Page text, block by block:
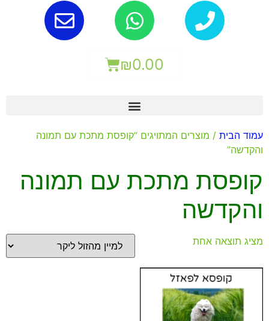
₪0.00
עמוד הבית / מוצרים המתויגים “קופסת מתכת עם תמונה
והקדשה”
קופסת מתכת עם תמונה
והקדשה
מציג תוצאה אחת